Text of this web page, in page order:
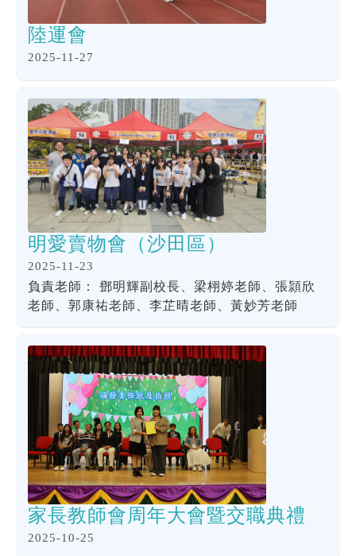
陸運會
2025-11-27
明愛賣物會（沙田區）
2025-11-23
負責老師： 鄧明輝副校長、梁栩婷老師、張頴欣
老師、郭康祐老師、李芷晴老師、黃妙芳老師
家長教師會周年大會暨交職典禮
2025-10-25